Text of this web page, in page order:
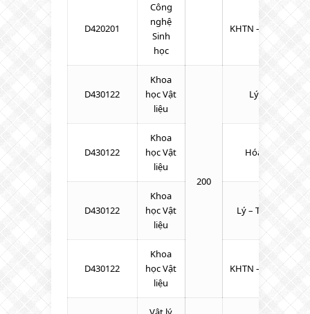
D420201
Công
nghệ
Sinh
học
KHTN – Toán –
D430122
Khoa
học Vật
liệu
200
Lý – Hóa –
D430122
Khoa
học Vật
liệu
Hóa – Sinh –
D430122
Khoa
học Vật
liệu
Lý – Toán –
D430122
Khoa
học Vật
liệu
KHTN – Toán –